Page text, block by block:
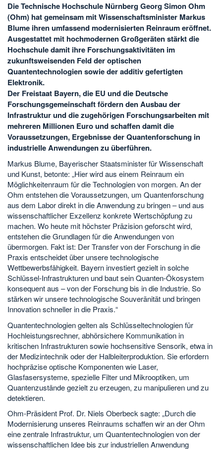
Die Technische Hochschule Nürnberg Georg Simon Ohm
(Ohm) hat gemeinsam mit Wissenschaftsminister Markus
Blume ihren umfassend modernisierten Reinraum eröffnet.
Ausgestattet mit hochmodernen Großgeräten stärkt die
Hochschule damit ihre Forschungsaktivitäten im
zukunftsweisenden Feld der optischen
Quantentechnologien sowie der additiv gefertigten
Elektronik.
Der Freistaat Bayern, die EU und die Deutsche
Forschungsgemeinschaft fördern den Ausbau der
Infrastruktur und die zugehörigen Forschungsarbeiten mit
mehreren Millionen Euro und schaffen damit die
Voraussetzungen, Ergebnisse der Quantenforschung in
industrielle Anwendungen zu überführen.
Markus Blume, Bayerischer Staatsminister für Wissenschaft
und Kunst, betonte: „Hier wird aus einem Reinraum ein
Möglichkeitenraum für die Technologien von morgen. An der
Ohm entstehen die Voraussetzungen, um Quantenforschung
aus dem Labor direkt in die Anwendung zu bringen – und aus
wissenschaftlicher Exzellenz konkrete Wertschöpfung zu
machen. Wo heute mit höchster Präzision geforscht wird,
entstehen die Grundlagen für die Anwendungen von
übermorgen. Fakt ist: Der Transfer von der Forschung in die
Praxis entscheidet über unsere technologische
Wettbewerbsfähigkeit. Bayern investiert gezielt in solche
Schlüssel-Infrastrukturen und baut sein Quanten-Ökosystem
konsequent aus – von der Forschung bis in die Industrie. So
stärken wir unsere technologische Souveränität und bringen
Innovation schneller in die Praxis.“
Quantentechnologien gelten als Schlüsseltechnologien für
Hochleistungsrechner, abhörsichere Kommunikation in
kritischen Infrastrukturen sowie hochsensitive Sensorik, etwa in
der Medizintechnik oder der Halbleiterproduktion. Sie erfordern
hochpräzise optische Komponenten wie Laser,
Glasfasersysteme, spezielle Filter und Mikrooptiken, um
Quantenzustände gezielt zu erzeugen, zu manipulieren und zu
detektieren.
Ohm-Präsident Prof. Dr. Niels Oberbeck sagte: „Durch die
Modernisierung unseres Reinraums schaffen wir an der Ohm
eine zentrale Infrastruktur, um Quantentechnologien von der
wissenschaftlichen Idee bis zur industriellen Anwendung